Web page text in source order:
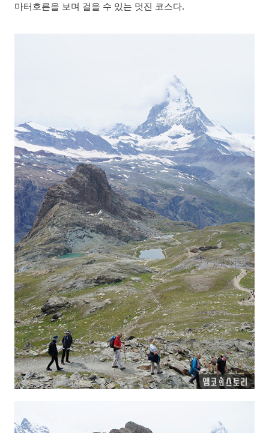
마터호른을 보며 걸을 수 있는 멋진 코스다.